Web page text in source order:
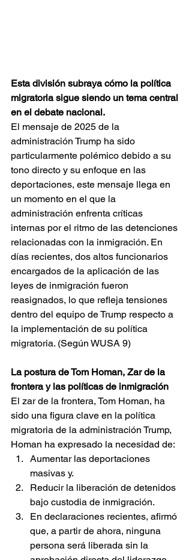
Esta división subraya cómo la política
migratoria sigue siendo un tema central
en el debate nacional.
El mensaje de 2025 de la
administración Trump ha sido
particularmente polémico debido a su
tono directo y su enfoque en las
deportaciones, este mensaje llega en
un momento en el que la
administración enfrenta críticas
internas por el ritmo de las detenciones
relacionadas con la inmigración. En
días recientes, dos altos funcionarios
encargados de la aplicación de las
leyes de inmigración fueron
reasignados, lo que refleja tensiones
dentro del equipo de Trump respecto a
la implementación de su política
migratoria. (Según WUSA 9)
La postura de Tom Homan, Zar de la
frontera y las políticas de inmigración
El zar de la frontera, Tom Homan, ha
sido una figura clave en la política
migratoria de la administración Trump,
Homan ha expresado la necesidad de:
Aumentar las deportaciones
masivas y.
Reducir la liberación de detenidos
bajo custodia de inmigración.
En declaraciones recientes, afirmó
que, a partir de ahora, ninguna
persona será liberada sin la